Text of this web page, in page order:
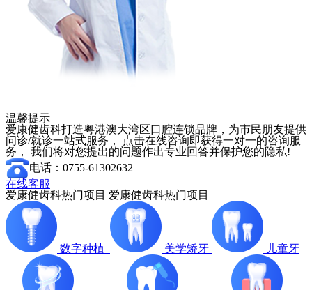
温馨提示
爱康健齿科打造粤港澳大湾区口腔连锁品牌，为市民朋友提供
问诊/就诊一站式服务， 点击在线咨询即获得一对一的咨询服
务， 我们将对您提出的问题作出专业回答并保护您的隐私!
电话：0755-61302632
在线客服
爱康健齿科热门项目 爱康健齿科热门项目
数字种植 美学矫牙 儿童牙